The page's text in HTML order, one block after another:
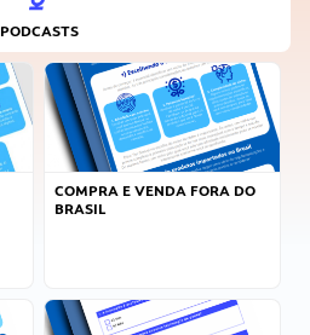
PODCASTS
COMPRA E VENDA FORA DO
BRASIL